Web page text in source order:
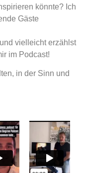
könnte? Ich
Gäste
vielleicht erzählst
im Podcast!
in der Sinn und